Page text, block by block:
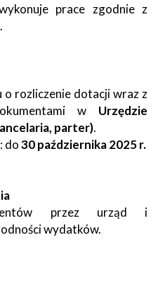
prace zgodnie z
o rozliczenie dotacji wraz z
w Urzędzie
parter).
do30 października 2025 r.
przez urząd i
wydatków.